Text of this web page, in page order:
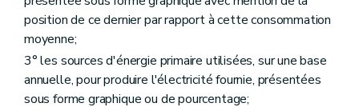
position de ce dernier par rapport à cette consommation
moyenne;
3° les sources d'énergie primaire utilisées, sur une base
annuelle, pour produire l'électricité fournie, présentées
sous forme graphique ou de pourcentage;